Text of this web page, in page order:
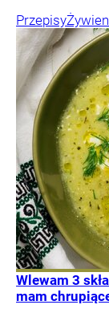
Przepisy
Wlewam 3
mam